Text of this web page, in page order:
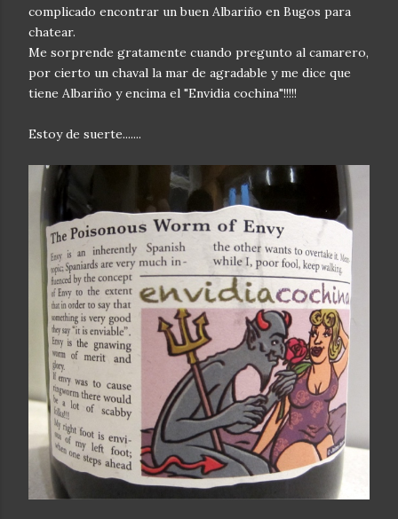
complicado encontrar un buen Albariño en Bugos para
chatear.
Me sorprende gratamente cuando pregunto al camarero,
por cierto un chaval la mar de agradable y me dice que
tiene Albariño y encima el "Envidia cochina"!!!!!
Estoy de suerte.......